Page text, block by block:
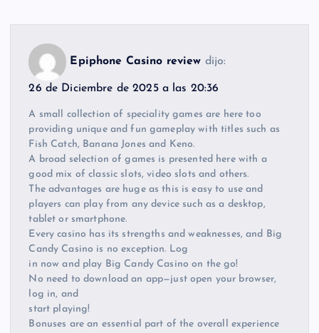
Epiphone Casino review dijo:
26 de Diciembre de 2025 a las 20:36
A small collection of speciality games are here too
providing unique and fun gameplay with titles such as
Fish Catch, Banana Jones and Keno.
A broad selection of games is presented here with a
good mix of classic slots, video slots and others.
The advantages are huge as this is easy to use and
players can play from any device such as a desktop,
tablet or smartphone.
Every casino has its strengths and weaknesses, and Big
Candy Casino is no exception. Log
in now and play Big Candy Casino on the go!
No need to download an app—just open your browser,
log in, and
start playing!
Bonuses are an essential part of the overall experience